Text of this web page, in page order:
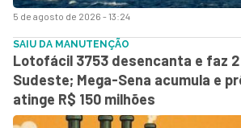
5 de agosto de 2026 - 13:24
SAIU DA MANUTENÇÃO
Lotofácil 3753 desencanta e faz
Sudeste; Mega-Sena acumula e
atinge R$ 150 milhões